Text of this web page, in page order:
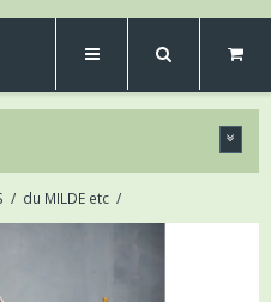
/ du MILDE etc /